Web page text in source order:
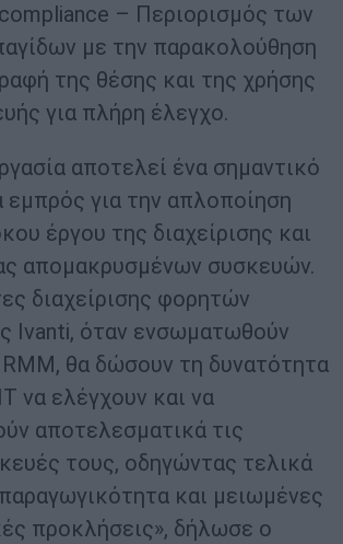
– Περιορισμός των
με την παρακολούθηση
της θέσης και της χρήσης
για πλήρη έλεγχο.
αποτελεί ένα σημαντικό
για την απλοποίηση
έργου της διαχείρισης και
απομακρυσμένων συσκευών.
διαχείρισης φορητών
Ivanti, όταν ενσωματωθούν
θα δώσουν τη δυνατότητα
να ελέγχουν και να
αποτελεσματικά τις
τους, οδηγώντας τελικά
και μειωμένες
προκλήσεις», δήλωσε ο